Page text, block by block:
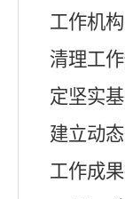
工作机
清理工
定坚实
建立动
工作成